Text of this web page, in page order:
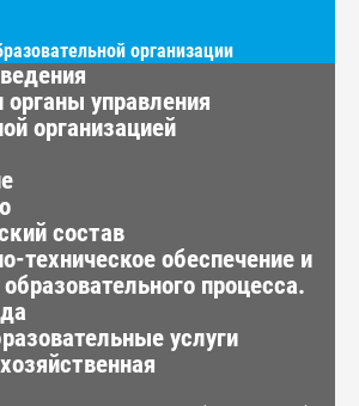
организации
органы управления
организацией
состав
техническое обеспечение и
процесса.
услуги